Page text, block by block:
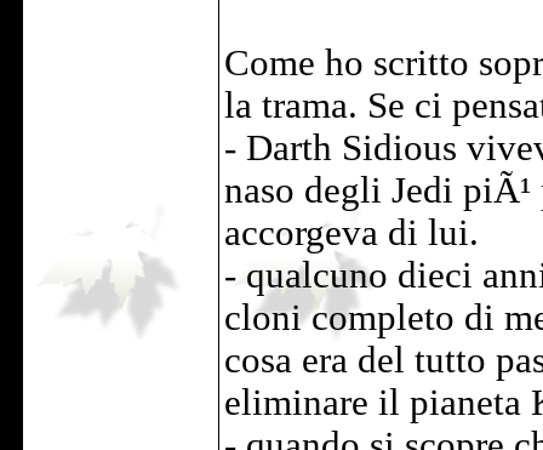
Come ho scritto
la trama. Se ci
- Darth Sidious
naso degli Jedi
accorgeva di lui.
- qualcuno dieci
cloni completo di
cosa era del tutto
eliminare il pianeta